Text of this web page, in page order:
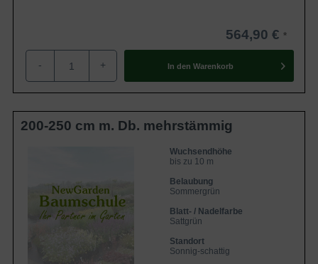
564,90 €
- + In den Warenkorb
200-250 cm m. Db. mehrstämmig
Wuchsendhöhe
bis zu 10 m
Belaubung
Sommergrün
Blatt- / Nadelfarbe
Sattgrün
Standort
Sonnig-schattig